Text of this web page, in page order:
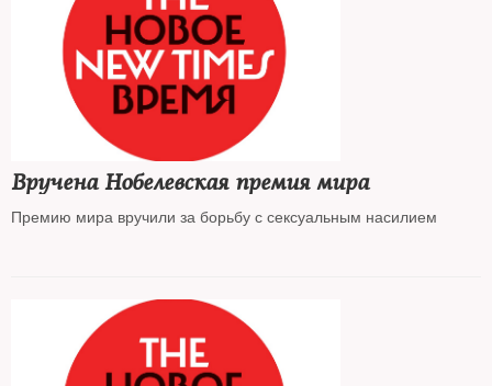
Вручена Нобелевская премия мира
Премию мира вручили за борьбу с сексуальным насилием